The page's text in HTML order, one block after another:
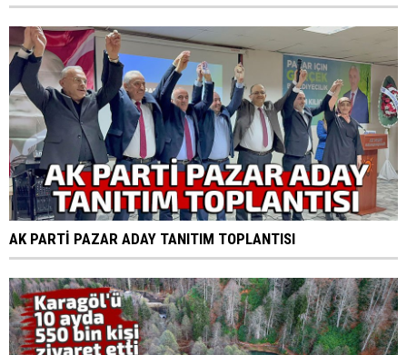
AK PARTİ PAZAR ADAY TANITIM TOPLANTISI